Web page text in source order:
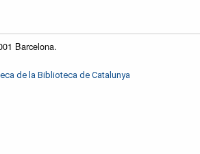
Barcelona.
de la Biblioteca de Catalunya